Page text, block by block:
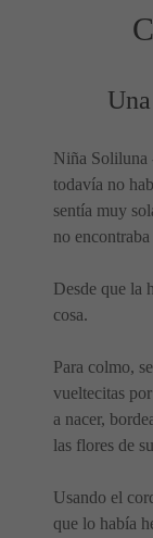
Niña Soliluna
todavía no
sentía muy
no
Desde que la
cosa.
Para colmo,
vueltecitas
a nacer,
las flores de
Usando el
que lo había